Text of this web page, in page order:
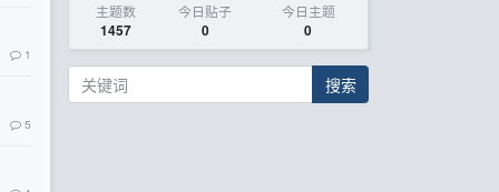
1
5
主题数
1457
今日贴子
0
今日主题
0
搜索